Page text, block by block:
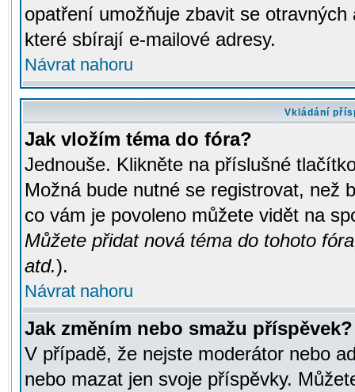
opatření umožňuje zbavit se
které sbírají e-mailové adresy.
Návrat nahoru
Vkládání
Jak vložím téma do fóra?
Jednouše. Klikněte na příslušné
Možná bude nutné se registrovat, než
co vám je povoleno můžete vidět na
Můžete přidat nová téma do tohoto
atd.).
Návrat nahoru
Jak změním nebo smažu příspěvek?
V případě, že nejste moderátor nebo
nebo mazat jen svoje příspěvky.